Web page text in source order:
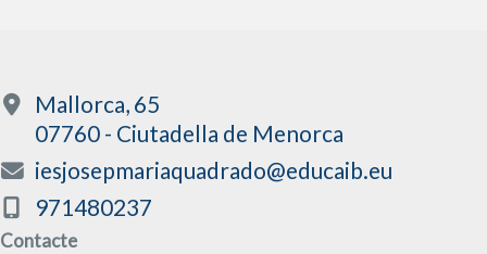
Mallorca, 65
07760 - Ciutadella de Menorca
iesjosepmariaquadrado@educaib.eu
971480237
Contacte